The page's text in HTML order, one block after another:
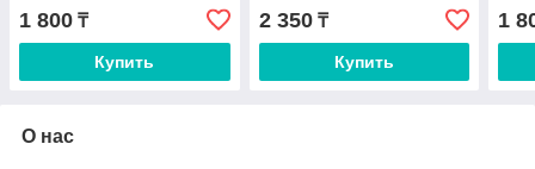
1 800 ₸
Купить
2 350₸
Купить
1
О нас